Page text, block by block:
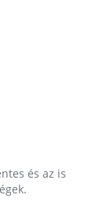
és az is